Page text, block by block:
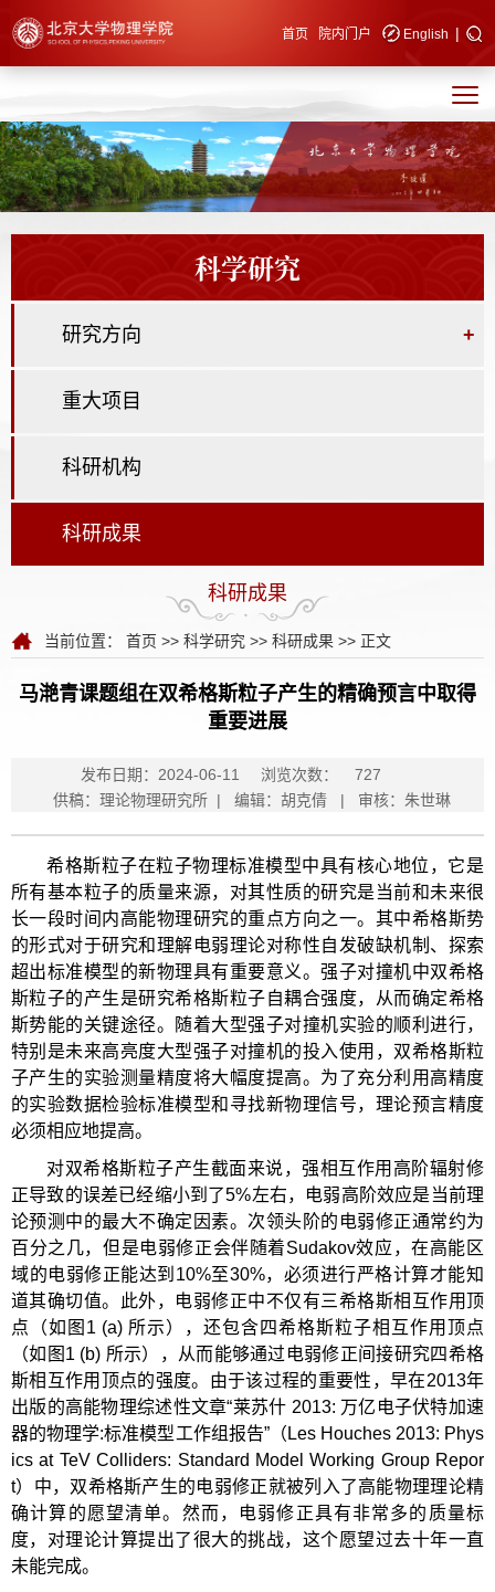
快速导航 首页 院内门户 English |
科学研究
研究方向 +
重大项目
科研机构
科研成果
科研成果
当前位置： 首页 >> 科学研究 >> 科研成果 >> 正文
马滟青课题组在双希格斯粒子产生的精确预言中取得
重要进展
发布日期：2024-06-11 浏览次数：
727
供稿：理论物理研究所 | 编辑：胡克倩 | 审核：朱世琳
希格斯粒子在粒子物理标准模型中具有核心地位，它是
所有基本粒子的质量来源，对其性质的研究是当前和未来很
长一段时间内高能物理研究的重点方向之一。其中希格斯势
的形式对于研究和理解电弱理论对称性自发破缺机制、探索
超出标准模型的新物理具有重要意义。强子对撞机中双希格
斯粒子的产生是研究希格斯粒子自耦合强度，从而确定希格
斯势能的关键途径。随着大型强子对撞机实验的顺利进行，
特别是未来高亮度大型强子对撞机的投入使用，双希格斯粒
子产生的实验测量精度将大幅度提高。为了充分利用高精度
的实验数据检验标准模型和寻找新物理信号，理论预言精度
必须相应地提高。
对双希格斯粒子产生截面来说，强相互作用高阶辐射修
正导致的误差已经缩小到了5%左右，电弱高阶效应是当前理
论预测中的最大不确定因素。次领头阶的电弱修正通常约为
百分之几，但是电弱修正会伴随着Sudakov效应，在高能区
域的电弱修正能达到10%至30%，必须进行严格计算才能知
道其确切值。此外，电弱修正中不仅有三希格斯相互作用顶
点（如图1 (a) 所示），还包含四希格斯粒子相互作用顶点
（如图1 (b) 所示），从而能够通过电弱修正间接研究四希格
斯相互作用顶点的强度。由于该过程的重要性，早在2013年
出版的高能物理综述性文章“莱苏什 2013: 万亿电子伏特加速
器的物理学:标准模型工作组报告”（Les Houches 2013: Phys
ics at TeV Colliders: Standard Model Working Group Repor
t）中，双希格斯产生的电弱修正就被列入了高能物理理论精
确计算的愿望清单。然而，电弱修正具有非常多的质量标
度，对理论计算提出了很大的挑战，这个愿望过去十年一直
未能完成。